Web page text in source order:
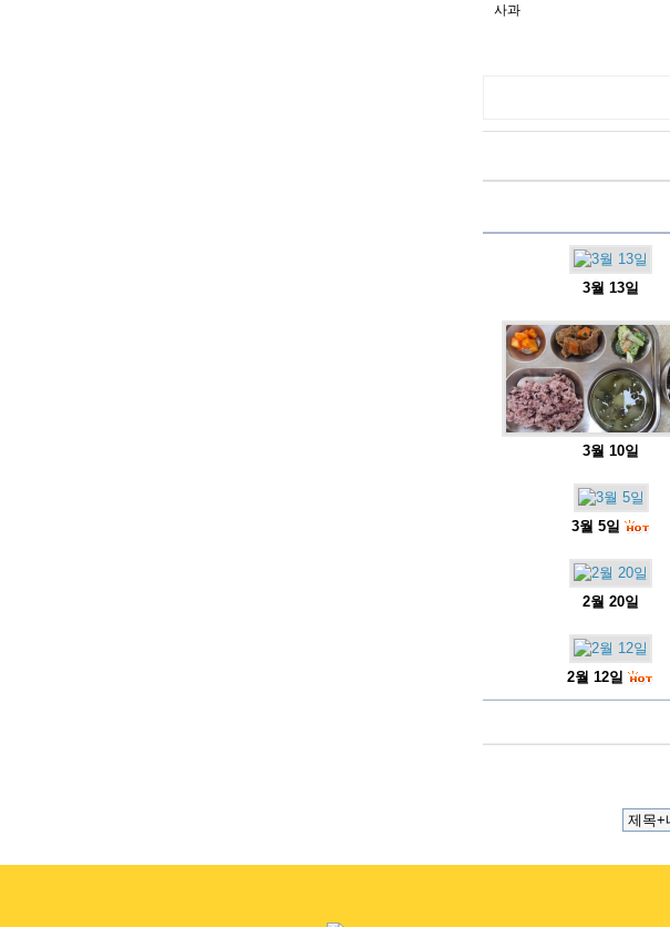
사과
3월 13일
3월 10일
3월 5일
2월 20일
2월 12일